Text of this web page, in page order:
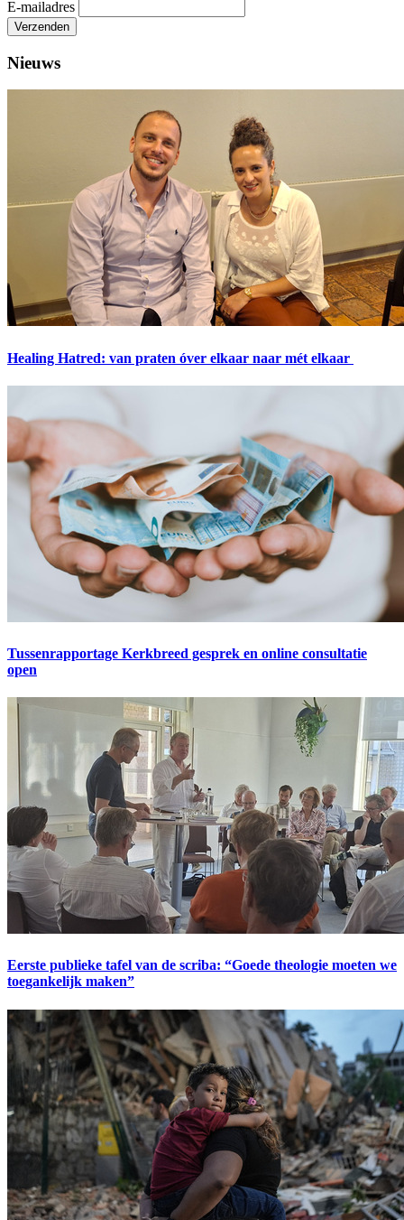
E-mailadres
Verzenden
Nieuws
Healing Hatred: van praten óver elkaar naar mét elkaar
Tussenrapportage Kerkbreed gesprek en online consultatie
open
Eerste publieke tafel van de scriba: “Goede theologie moeten we
toegankelijk maken”